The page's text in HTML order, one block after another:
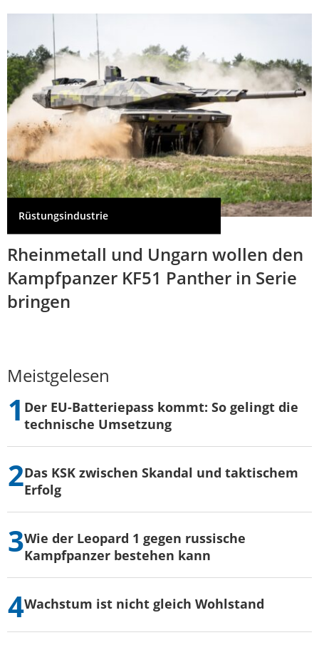
Rüstungsindustrie
Rheinmetall und Ungarn wollen den
Kampfpanzer KF51 Panther in Serie
bringen
Meistgelesen
Der EU-Batteriepass kommt: So gelingt die
technische Umsetzung
Das KSK zwischen Skandal und taktischem
Erfolg
Wie der Leopard 1 gegen russische
Kampfpanzer bestehen kann
Wachstum ist nicht gleich Wohlstand